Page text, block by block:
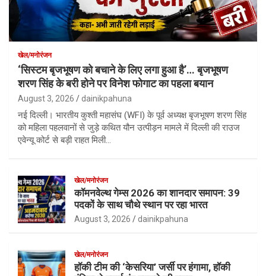
खेल/मनोरंजन
‘सिस्टम बृजभूषण को बचाने के लिए लगा हुआ है’… बृजभूषण
शरण सिंह के बरी होने पर विनेश फोगाट का पहला बयान
August 3, 2026 dainikpahuna
नई दिल्ली। भारतीय कुश्ती महासंघ (WFI) के पूर्व अध्यक्ष बृजभूषण शरण सिंह
को महिला पहलवानों से जुड़े कथित यौन उत्पीड़न मामले में दिल्ली की राउज
एवेन्यू कोर्ट से बड़ी राहत मिली…
खेल/मनोरंजन
कॉमनवेल्थ गेम्स 2026 का शानदार समापन: 39
पदकों के साथ चौथे स्थान पर रहा भारत
August 3, 2026 dainikpahuna
खेल/मनोरंजन
हॉकी टीम की ‘केसरिया’ जर्सी पर हंगामा, हॉकी